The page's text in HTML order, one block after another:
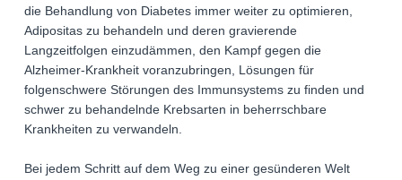
die Behandlung von Diabetes immer weiter zu optimieren,
Adipositas zu behandeln und deren gravierende
Langzeitfolgen einzudämmen, den Kampf gegen die
Alzheimer-Krankheit voranzubringen, Lösungen für
folgenschwere Störungen des Immunsystems zu finden und
schwer zu behandelnde Krebsarten in beherrschbare
Krankheiten zu verwandeln.
Bei jedem Schritt auf dem Weg zu einer gesünderen Welt